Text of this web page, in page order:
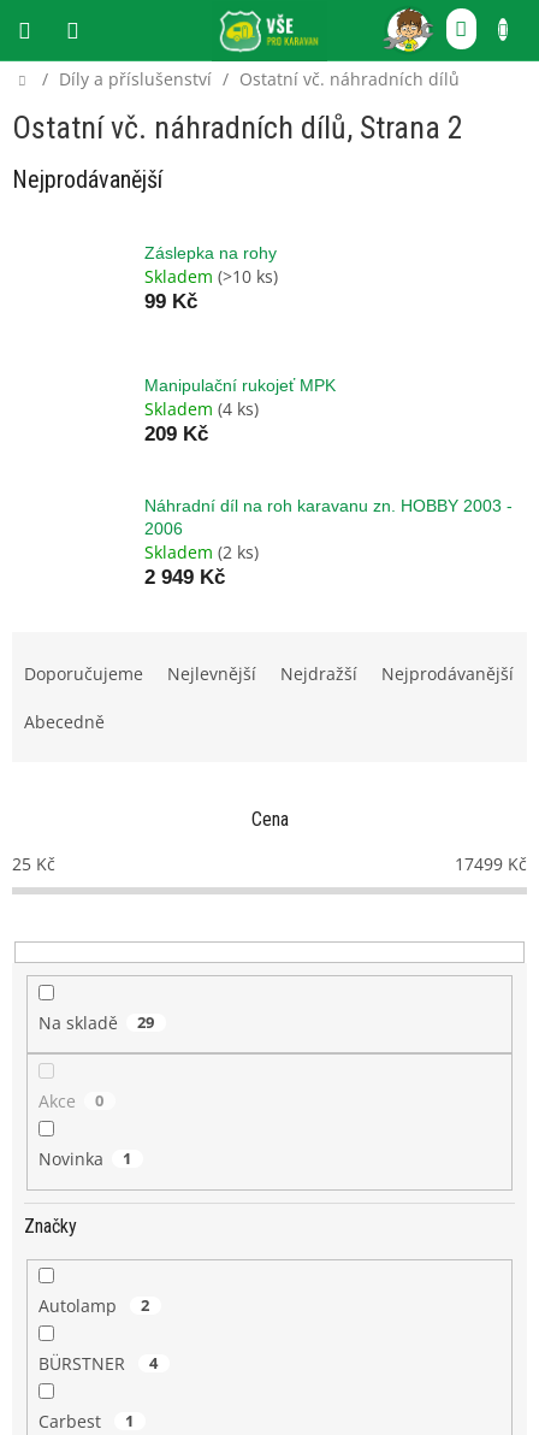
obsah
CZK
Domů
/ Díly a příslušenství / Ostatní vč. náhradních dílů
Ostatní vč. náhradních dílů, Strana 2
Nejprodávanější
Záslepka na rohy
Skladem (>10 ks)
99 Kč
Manipulační rukojeť MPK
Skladem (4 ks)
209 Kč
Náhradní díl na roh karavanu zn. HOBBY 2003 -
2006
Skladem (2 ks)
2 949 Kč
o
d
k
t
Doporučujeme Nejlevnější Nejdražší Nejprodávanější
Abecedně
Cena
25 Kč 17499 Kč
Na skladě 29
Akce 0
Novinka 1
Značky
Autolamp 2
BÜRSTNER 4
Carbest 1